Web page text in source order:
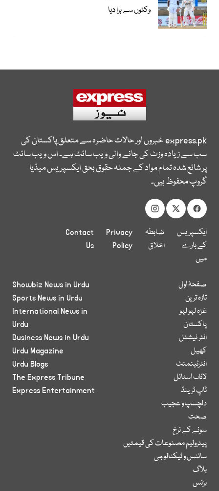
وکٹوں سے ہرا دیا
express.pkخبروں اور حالات حاضرہ سے متعلق پاکستان کی
سب سے زیادہ وزٹ کی جانے والی ویب سائٹ ہے۔ اس ویب سائٹ
پر شائع شدہ تمام مواد کے جملہ حقوق بحق ایکسپریس میڈیا
گروپ محفوظ ہیں۔
ایکسپریس
کے بارے
میں
ضابطہ
اخلاق
Privacy
Policy
Contact
Us
صفحۂ اول
تازہ ترین
غزہ لہو لہو
پاکستان
انٹر نیشنل
کھیل
انٹرٹینمنٹ
لائف اسٹائل
ٹاپ ٹرینڈ
دلچسپ و عجیب
صحت
سونے کے نرخ
پیٹرولیم مصنوعات کی قیمتیں
سائنس و ٹیکنالوجی
بلاگ
بزنس
Showbiz News in Urdu
Sports News in Urdu
International News in
Urdu
Business News in Urdu
Urdu Magazine
Urdu Blogs
The Express Tribune
Express Entertainment